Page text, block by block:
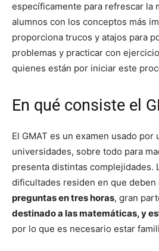
específicamente para refrescar la
alumnos con los conceptos más
proporciona trucos y atajos para
problemas y practicar con
quienes están por iniciar este
En qué consiste el
El GMAT es un examen usado por
universidades, sobre todo para
presenta distintas complejidades.
dificultades residen en que deben
preguntas en tres horas, gran
destinado a las matemáticas, y
por lo que es necesario estar